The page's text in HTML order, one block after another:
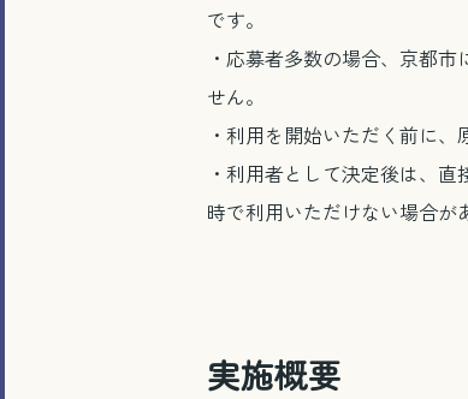
です。
・応募者多数の場合、京都
せん。
・利用を開始いただく前に
・利用者として決定後は、
時で利用いただけない場合が
実施概要